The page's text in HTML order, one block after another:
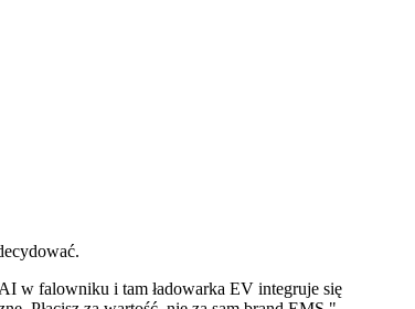
w falowniku i tam ładowarka EV integruje się